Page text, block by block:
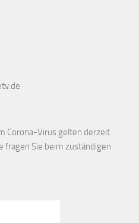
Corona-Virus gelten derzeit
fragen Sie beim zuständigen